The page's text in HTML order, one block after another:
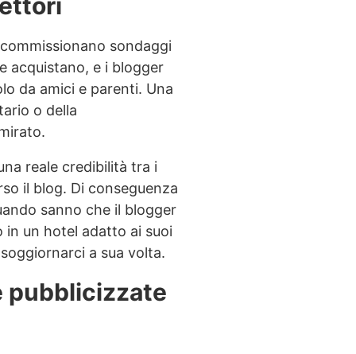
commissionano sondaggi
acquistano, e i blogger
da amici e parenti. Una
o della
reale credibilità tra i
il blog. Di conseguenza
sanno che il blogger
un hotel adatto ai suoi
a sua volta.
pubblicizzate